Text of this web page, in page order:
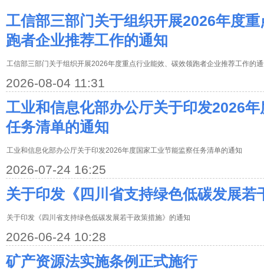
工信部三部门关于组织开展2026年度
跑者企业推荐工作的通知
工信部三部门关于组织开展2026年度重点行业能效、碳效领跑者企业推荐工作的
2026-08-04 11:31
工业和信息化部办公厅关于印发2026
任务清单的通知
工业和信息化部办公厅关于印发2026年度国家工业节能监察任务清单的通知
2026-07-24 16:25
关于印发《四川省支持绿色低碳发展若
关于印发《四川省支持绿色低碳发展若干政策措施》的通知
2026-06-24 10:28
矿产资源法实施条例正式施行